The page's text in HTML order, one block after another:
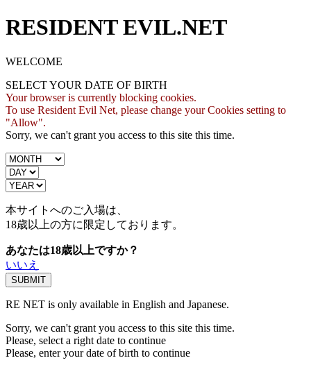
RESIDENT EVIL.NET
WELCOME
SELECT YOUR DATE OF BIRTH
Your browser is currently blocking cookies.
To use Resident Evil Net, please change your Cookies setting to
"Allow".
Sorry, we can't grant you access to this site this time.
本サイトへのご入場は、
18歳以上の方に限定しております。
あなたは18歳以上ですか？
いいえ
RE NET is only available in English and Japanese.
Sorry, we can't grant you access to this site this time.
Please, select a right date to continue
Please, enter your date of birth to continue